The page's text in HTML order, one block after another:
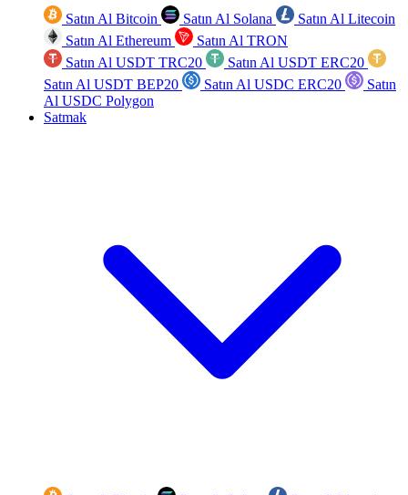
Satın Al Bitcoin Satın Al Solana
Satın Al Litecoin
Satın Al Ethereum
Satın Al TRON
Satın Al USDT TRC20
Satın Al USDT ERC20
Satın Al USDT BEP20
Satın Al USDC ERC20
Satın
Al USDC Polygon
Satmak